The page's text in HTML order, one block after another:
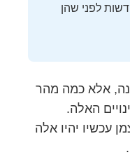
לפני שהן
אלא כמה מהר
האלה.
עכשיו יהיו אלה